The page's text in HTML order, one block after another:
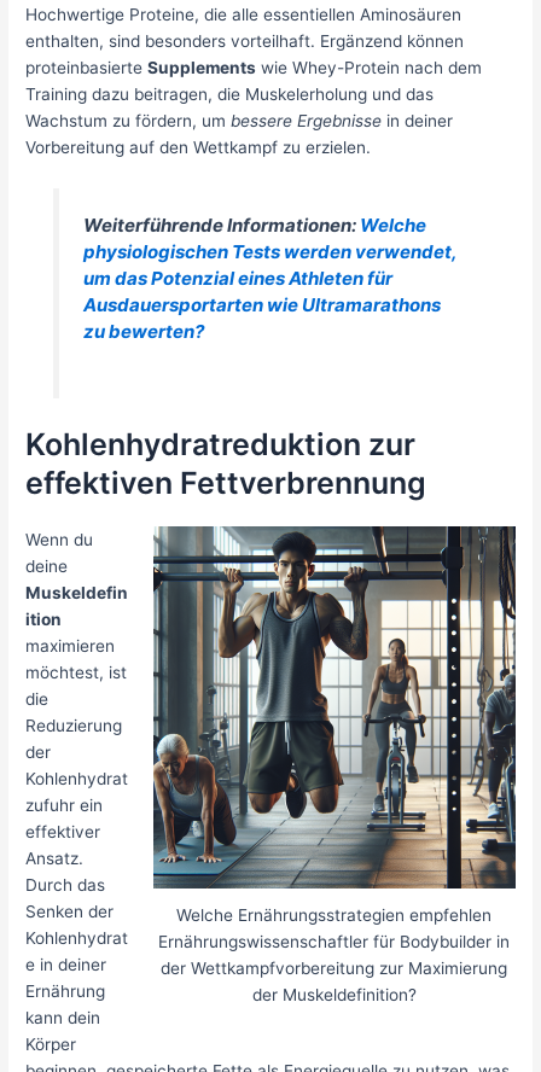
Hochwertige Proteine, die alle essentiellen Aminosäuren
enthalten, sind besonders vorteilhaft. Ergänzend können
proteinbasierteSupplements wie Whey-Protein nach dem
Training dazu beitragen, die Muskelerholung und das
Wachstum zu fördern, umbessere Ergebnisse in deiner
Vorbereitung auf den Wettkampf zu erzielen.
Weiterführende Informationen: Welche
physiologischen Tests werden verwendet,
um das Potenzial eines Athleten für
Ausdauersportarten wie Ultramarathons
zu bewerten?
Kohlenhydratreduktion zur
effektiven Fettverbrennung
Welche Ernährungsstrategien empfehlen
Ernährungswissenschaftler für Bodybuilder in
der Wettkampfvorbereitung zur Maximierung
der Muskeldefinition?
Wenn du
deine
Muskeldefin
ition
maximieren
möchtest, ist
die
Reduzierung
der
Kohlenhydrat
zufuhr ein
effektiver
Ansatz.
Durch das
Senken der
Kohlenhydrat
e in deiner
Ernährung
kann dein
Körper